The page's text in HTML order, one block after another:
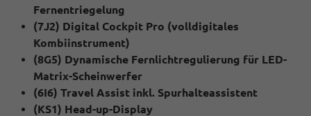
Fernentriegelung
(7J2) Digital Cockpit Pro (volldigitales
Kombiinstrument)
(8G5) Dynamische Fernlichtregulierung für LED-
Matrix-Scheinwerfer
(6I6) Travel Assist inkl. Spurhalteassistent
(KS1) Head-up-Display